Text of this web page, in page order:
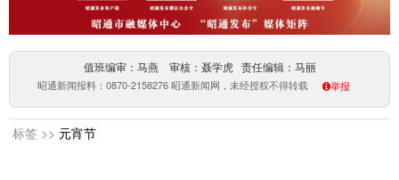
值班编审：马燕 审核：聂学虎 责任编辑：马丽
昭通新闻报料：0870-2158276 昭通新闻网，未经授权不得转载 举报
标签 >> 元宵节